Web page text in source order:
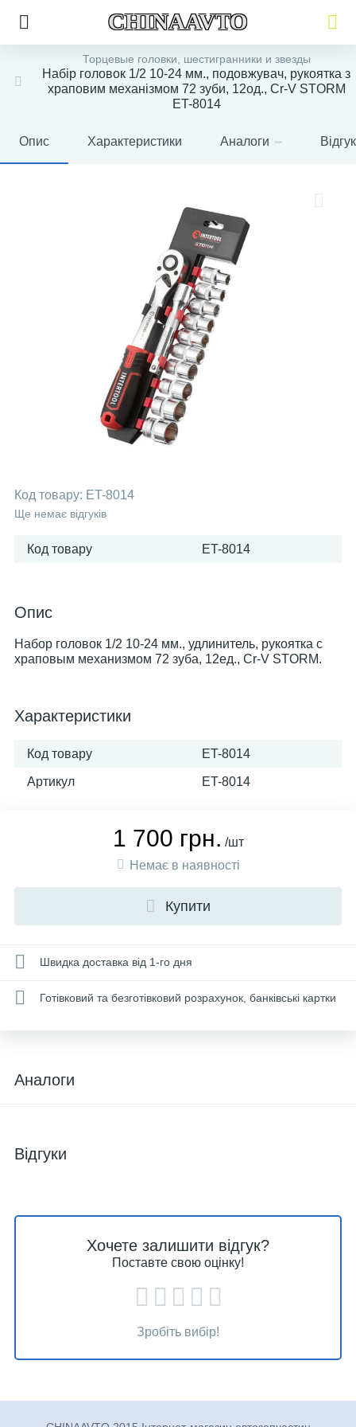
CHINAAVTO
Торцевые головки, шестигранники и звезды
Набір головок 1/2 10-24 мм., подовжувач, рукоятка з
храповим механізмом 72 зуби, 12од., Cr-V STORM
ET-8014
Опис Характеристики Аналоги
Код товару: ET-8014
Ще немає відгуків
Код товару ET-8014
Опис
Набор головок 1/2 10-24 мм., удлинитель, рукоятка с
храповым механизмом 72 зуба, 12ед., Cr-V STORM.
Характеристики
Код товару ET-8014
Артикул ET-8014
1 700 грн. /шт
Немає в наявності
Купити
Швидка доставка від 1-го дня
Готівковий та безготівковий розрахунок, банківські картки
Аналоги
Відгуки
Хочете залишити відгук?
Поставте свою оцінку!
Зробіть вибір!